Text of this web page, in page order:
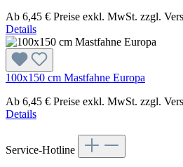
Ab 6,45 € Preise exkl. MwSt. zzgl.
Details
100x150 cm Mastfahne Europa
Ab 6,45 € Preise exkl. MwSt. zzgl.
Details
Service-Hotline